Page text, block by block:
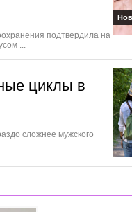
подтвердила на
...
циклы в
сложнее мужского